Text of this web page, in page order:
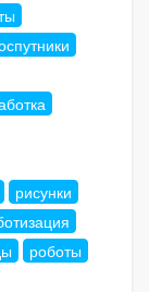
рисунки
роботы